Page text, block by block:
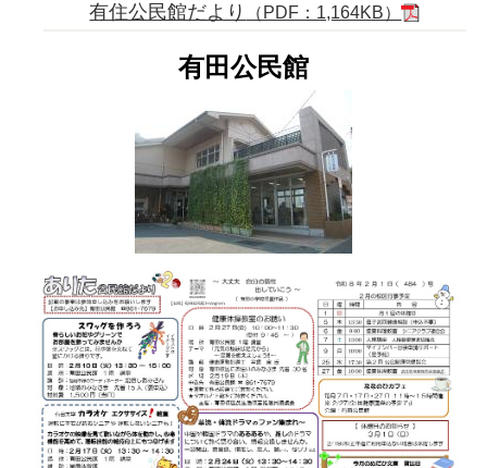
有住公民館だより （PDF：1,164KB）
有田公民館